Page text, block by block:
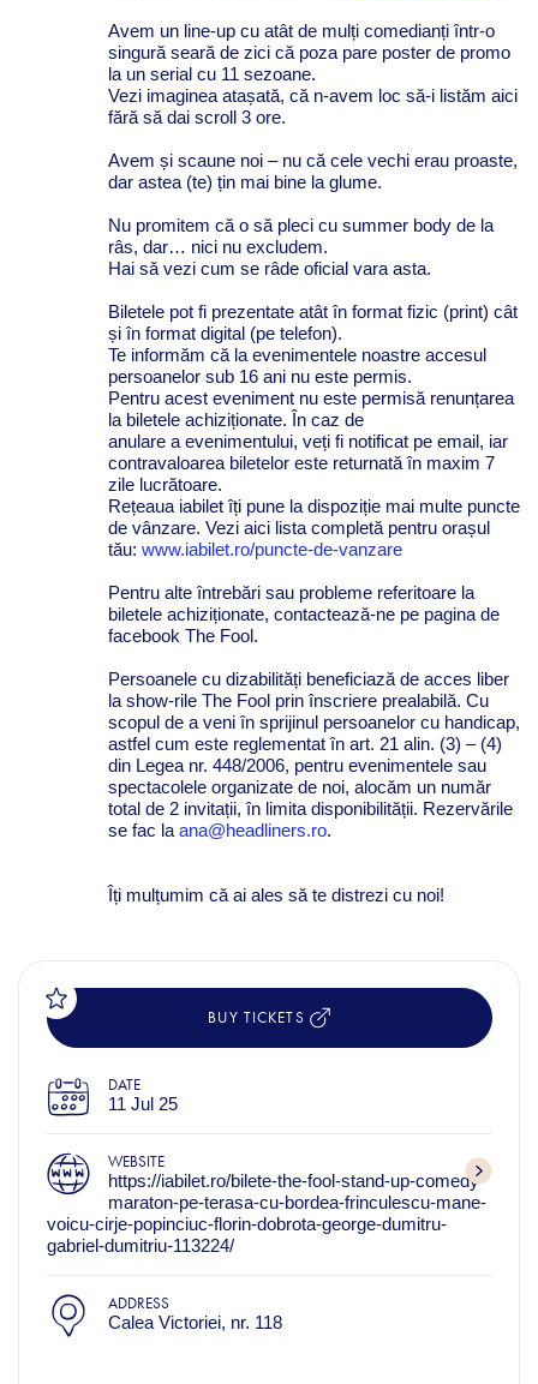
Avem un line-up cu atât de mulți comedianți într-o
singură seară de zici că poza pare poster de promo
la un serial cu 11 sezoane.
Vezi imaginea atașată, că n-avem loc să-i listăm aici
fără să dai scroll 3 ore.
Avem și scaune noi – nu că cele vechi erau proaste,
dar astea (te) țin mai bine la glume.
Nu promitem că o să pleci cu summer body de la
râs, dar… nici nu excludem.
Hai să vezi cum se râde oficial vara asta.
Biletele pot fi prezentate atât în format fizic (print) cât
și în format digital (pe telefon).
Te informăm că la evenimentele noastre accesul
persoanelor sub 16 ani nu este permis.
Pentru acest eveniment nu este permisă renunțarea
la biletele achiziționate. În caz de
anulare aevenimentului, veți fi notificat pe email, iar
contravaloarea biletelor este returnată în maxim 7
zile lucrătoare.
Rețeaua iabilet îți pune la dispoziție mai multe puncte
de vânzare. Vezi aici lista completă pentru orașul
tău: www.iabilet.ro/puncte-de-vanzare
Pentru alte întrebări sau probleme referitoare la
biletele achiziționate, contactează-ne pe pagina de
facebook The Fool.
Persoanele cu dizabilități beneficiază de acces liber
la show-rile The Fool prin înscriere prealabilă. Cu
scopul de a veni în sprijinul persoanelor cu handicap,
astfel cum este reglementat în art. 21 alin. (3) – (4)
din Legea nr. 448/2006, pentru evenimentele sau
spectacolele organizate de noi, alocăm un număr
total de 2 invitații, în limita disponibilității. Rezervările
se fac la ana@headliners.ro.
Îți mulțumim că ai ales să te distrezi cu noi!
BUY TICKETS
DATE
11 Jul 25
WEBSITE
https://iabilet.ro/bilete-the-fool-stand-up-comedy-
maraton-pe-terasa-cu-bordea-frinculescu-mane-
voicu-cirje-popinciuc-florin-dobrota-george-dumitru-
gabriel-dumitriu-113224/
ADDRESS
Calea Victoriei, nr. 118